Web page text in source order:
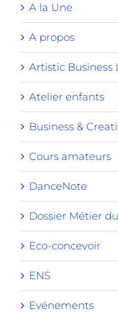
A la Une
A propos
Artistic Business
Atelier enfants
Business &
Cours amateurs
DanceNote
Dossier Métier
Eco-concevoir
ENS
Evénements